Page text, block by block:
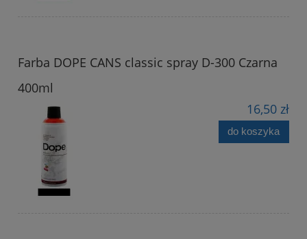
Farba DOPE CANS classic spray D-300 Czarna
400ml
16,50 zł
do koszyka